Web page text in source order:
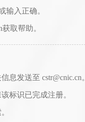
输入正确。
取帮助。
息发送至 cstr@cnic.cn
标识已完成注册。